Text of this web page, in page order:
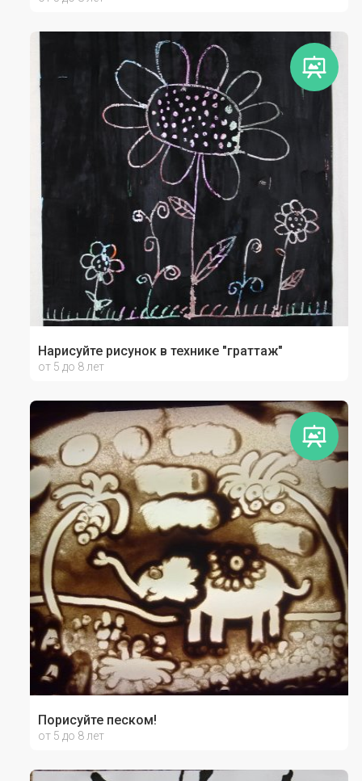
Нарисуйте рисунок в технике "граттаж"
от 5 до 8 лет
Порисуйте песком!
от 5 до 8 лет